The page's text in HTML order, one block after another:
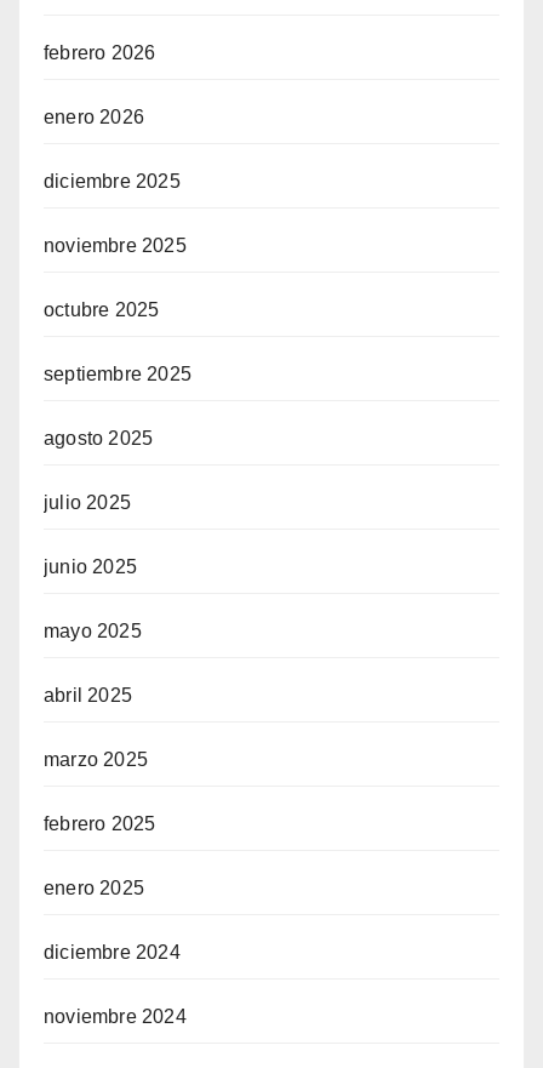
febrero 2026
enero 2026
diciembre 2025
noviembre 2025
octubre 2025
septiembre 2025
agosto 2025
julio 2025
junio 2025
mayo 2025
abril 2025
marzo 2025
febrero 2025
enero 2025
diciembre 2024
noviembre 2024